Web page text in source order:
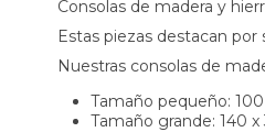
Consolas de madera y
Estas piezas destacan
Nuestras consolas de
Tamaño pequeño:
Tamaño grande: 140